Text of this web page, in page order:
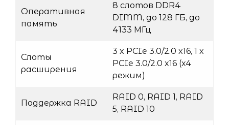
Оперативная
память
8 слотов DDR4
DIMM, до 128 ГБ, до
4133 МГц
Слоты
расширения
3 x PCIe 3.0/2.0 x16, 1 x
PCIe 3.0/2.0 x16 (x4
режим)
Поддержка RAID
RAID 0, RAID 1, RAID
5, RAID 10